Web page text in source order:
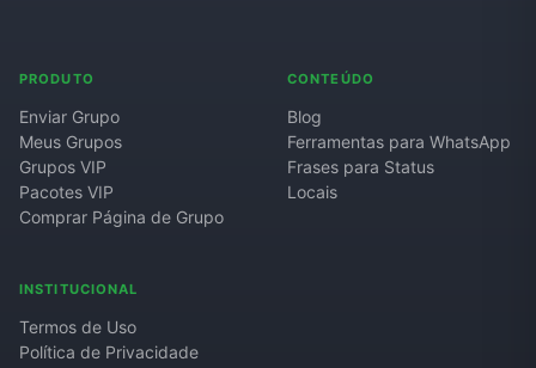
PRODUTO
Enviar Grupo
Meus Grupos
Grupos VIP
Pacotes VIP
Comprar Página de Grupo
CONTEÚDO
Blog
Ferramentas para WhatsApp
Frases para Status
Locais
INSTITUCIONAL
Termos de Uso
Política de Privacidade